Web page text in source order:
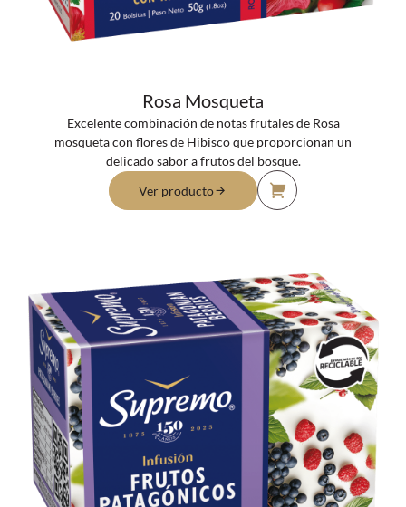
Rosa Mosqueta
Excelente combinación de notas frutales de Rosa
mosqueta con flores de Hibisco que proporcionan un
delicado sabor a frutos del bosque.
Ver producto